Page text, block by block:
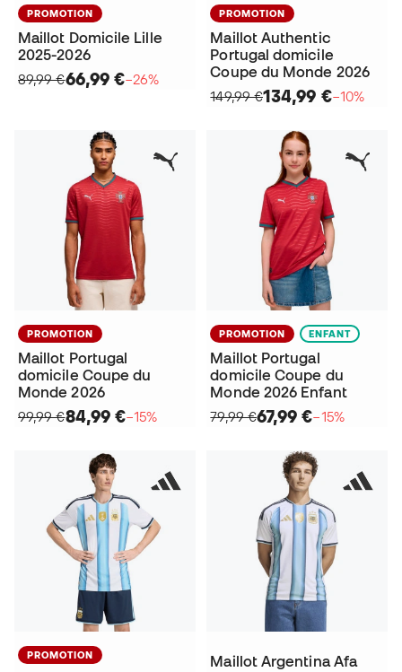
PROMOTION
Maillot Domicile Lille
2025-2026
89,99 €66,99 €−26%
PROMOTION
Maillot Authentic
Portugal domicile
Coupe du Monde 2026
149,99 €134,99 €−10%
PROMOTION
Maillot Portugal
domicile Coupe du
Monde 2026
99,99 €84,99 €−15%
PROMOTION ENFANT
Maillot Portugal
domicile Coupe du
Monde 2026 Enfant
79,99 €67,99 €−15%
PROMOTION
Maillot Argentina Afa